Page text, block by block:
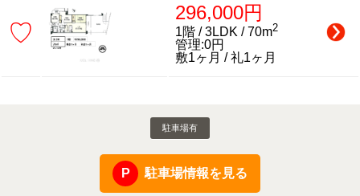
♡
296,000円
1階 / 3LDK / 70m2
管理:0円
敷1ヶ月 / 礼1ヶ月
駐車場有
駐車場情報を見る